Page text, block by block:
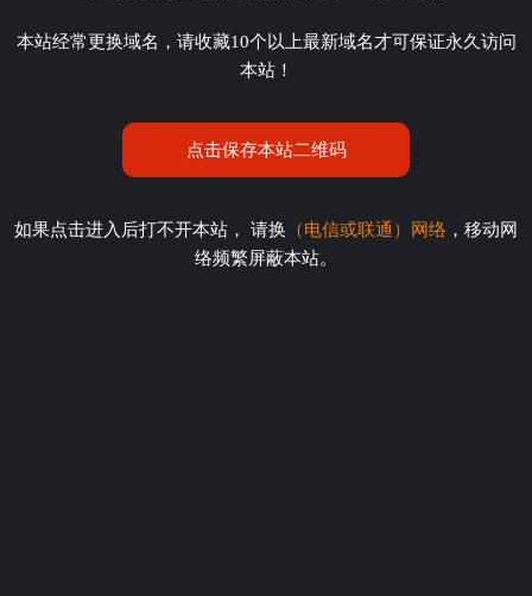
本站经常更换域名，请收藏10个以上最新域名才可保证永久访问
本站！
点击保存本站二维码
如果点击进入后打不开本站， 请换 （电信或联通）网络 ，移动网
络频繁屏蔽本站。